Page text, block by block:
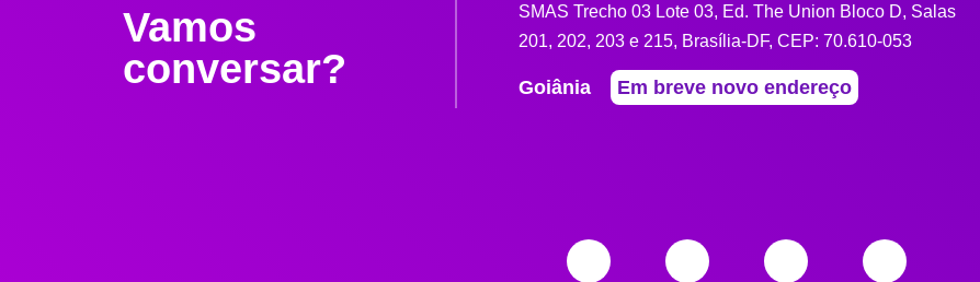
Vamos
conversar?
SMAS Trecho 03 Lote 03, Ed. The Union Bloco D, Salas
201, 202, 203 e 215, Brasília-DF, CEP: 70.610-053
Goiânia Em breve novo endereço